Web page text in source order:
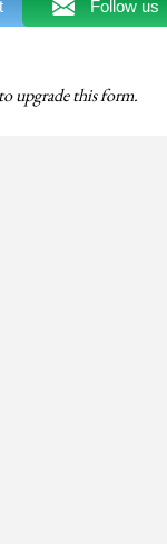
Follow us
upgradethis form.